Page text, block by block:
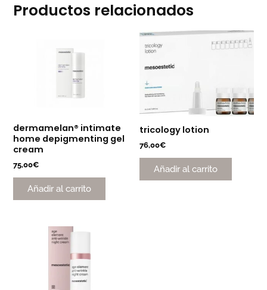
Productos relacionados
dermamelan® intimate
home depigmenting gel
cream
75,00€
Añadir al carrito
tricology lotion
76,00€
Añadir al carrito